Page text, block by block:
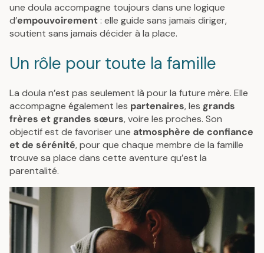
une doula accompagne toujours dans une logique
d’empouvoirement: elle guide sans jamais diriger,
soutient sans jamais décider à la place.
Un rôle pour toute la famille
La doula n’est pas seulement là pour la future mère. Elle
accompagne également les partenaires, les grands
frères et grandes sœurs, voire les proches. Son
objectif est de favoriser une atmosphère de confiance
et de sérénité, pour que chaque membre de la famille
trouve sa place dans cette aventure qu’est la
parentalité.